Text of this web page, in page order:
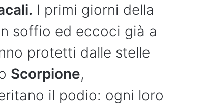
I primi giorni della
soffio ed eccoci già a
protetti dalle stelle
Scorpione,
il podio: ogni loro